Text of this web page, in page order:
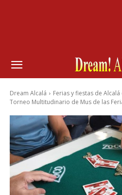
Dream Alcalá Ferias y fiestas de
Torneo Multitudinario de Mus de las